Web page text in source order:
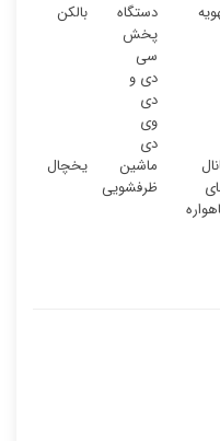
دستگاه
پخش
سی
دی و
دی
وی
دی
بالکن
ماشین
ظرفشویی
یخچال